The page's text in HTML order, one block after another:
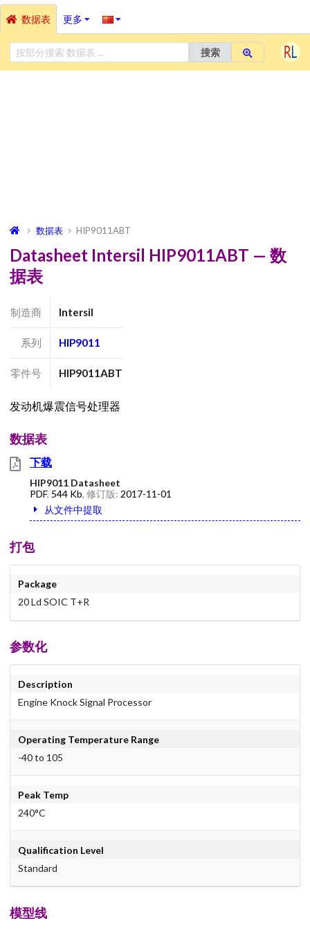
数据表 更多
搜索
数据表 HIP9011ABT
Datasheet Intersil HIP9011ABT — 数
据表
制造商 Intersil
系列 HIP9011
零件号 HIP9011ABT
发动机爆震信号处理器
数据表
下载
HIP9011 Datasheet
PDF, 544 Kb, 修订版: 2017-11-01
从文件中提取
打包
Package
20 Ld SOIC T+R
参数化
Description
Engine Knock Signal Processor
Operating Temperature Range
-40 to 105
Peak Temp
240°C
Qualification Level
Standard
模型线